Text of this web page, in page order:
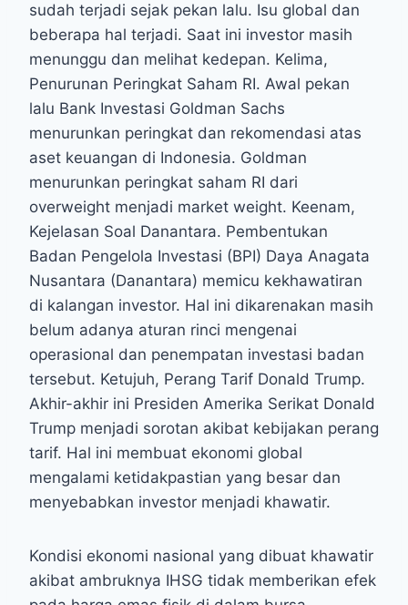
sudah terjadi sejak pekan lalu. Isu global dan
beberapa hal terjadi. Saat ini investor masih
menunggu dan melihat kedepan. Kelima,
Penurunan Peringkat Saham RI. Awal pekan
lalu Bank Investasi Goldman Sachs
menurunkan peringkat dan rekomendasi atas
aset keuangan di Indonesia. Goldman
menurunkan peringkat saham RI dari
overweight menjadi market weight. Keenam,
Kejelasan Soal Danantara. Pembentukan
Badan Pengelola Investasi (BPI) Daya Anagata
Nusantara (Danantara) memicu kekhawatiran
di kalangan investor. Hal ini dikarenakan masih
belum adanya aturan rinci mengenai
operasional dan penempatan investasi badan
tersebut. Ketujuh, Perang Tarif Donald Trump.
Akhir-akhir ini Presiden Amerika Serikat Donald
Trump menjadi sorotan akibat kebijakan perang
tarif. Hal ini membuat ekonomi global
mengalami ketidakpastian yang besar dan
menyebabkan investor menjadi khawatir.
Kondisi ekonomi nasional yang dibuat khawatir
akibat ambruknya IHSG tidak memberikan efek